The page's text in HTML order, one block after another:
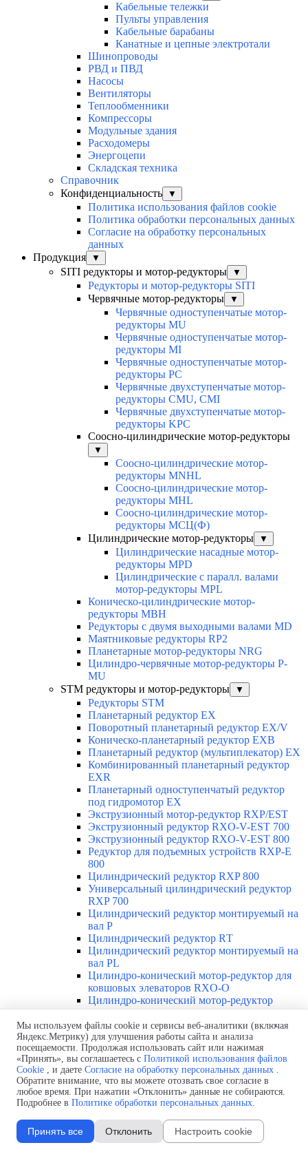
Кабельные тележки
Пульты управления
Кабельные барабаны
Канатные и цепные электротали
Шинопроводы
РВД и ПВД
Насосы
Вентиляторы
Теплообменники
Компрессоры
Модульные здания
Расходомеры
Энергоцепи
Складская техника
Справочник
Конфиденциальность
▼
Политика использования файлов cookie
Политика обработки персональных данных
Согласие на обработку персональных
данных
Продукция
▼
SITI редукторы и мотор-редукторы ▼
Редукторы и мотор-редукторы SITI
Червячные мотор-редукторы
▼
Червячные одноступенчатые мотор-
редукторы MU
Червячные одноступенчатые мотор-
редукторы MI
Червячные одноступенчатые мотор-
редукторы PC
Червячные двухступенчатые мотор-
редукторы CMU, CMI
Червячные двухступенчатые мотор-
редукторы KPC
Соосно-цилиндрические мотор-редукторы
▼
Соосно-цилиндрические мотор-
редукторы MNHL
Соосно-цилиндрические мотор-
редукторы MHL
Соосно-цилиндрические мотор-
редукторы МСЦ(Ф)
Цилиндрические мотор-редукторы
▼
Цилиндрические насадные мотор-
редукторы MPD
Цилиндрические с паралл. валами
мотор-редукторы MPL
Коническо-цилиндрические мотор-
редукторы MBH
Редукторы с двумя выходными валами MD
Маятниковые редукторы RP2
Планетарные мотор-редукторы NRG
Цилиндро-червячные мотор-редукторы P-
MU
STM редукторы и мотор-редукторы
▼
Редукторы STM
Планетарный редуктор ЕХ
Поворотный планетарный редуктор EX/V
Коническо-планетарный редуктор ЕХВ
Планетарный редуктор (мультиплекатор) ЕХ
Комбинированный планетарный редуктор
ЕХR
Планетарный одноступенчатый редуктор
под гидромотор ЕХ
Экструзионный мотор-редуктор RXP/EST
Экструзионный редуктор RXO-V-EST 700
Экструзионный редуктор RXO-V-EST 800
Редуктор для подъемных устройств RXP-E
800
Цилиндрический редуктор RXP 800
Универсальный цилиндрический редуктор
RXP 700
Цилиндрический редуктор монтируемый на
вал Р
Цилиндрический редуктор RТ
Цилиндрический редуктор монтируемый на
вал РL
Цилиндро-конический мотор-редуктор для
ковшовых элеваторов RXO-O
Цилиндро-конический мотор-редуктор
универсальный RXV 700
Цилиндро-конический мотор-редуктор RXV
800
Цилиндро-конический редуктор для
градирен RXO-TR
Цилиндро-конический редуктор для
горнодобывающей промышленности RXМ
Цилиндро-конический редуктор RXP-MX
Цилиндро-конический редуктор SM
Червячный редуктор с ограничителем
Мы используем файлы cookie и сервисы веб-аналитики (включая
Яндекс.Метрику) для улучшения работы сайта и анализа
посещаемости. Продолжая использовать сайт или нажимая
«Принять», вы соглашаетесь с Политикой использования файлов
Cookie , и даете Согласие на обработку персональных данных .
Обратите внимание, что вы можете отозвать свое согласие в
любое время. При нажатии «Отклонить» данные не собираются.
Подробнее в Политике обработки персональных данных.
Принять все Отклонить Настроить cookie